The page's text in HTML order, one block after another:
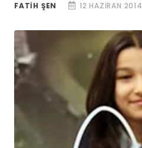
FATIH ŞEN 12 HAZIRAN 2014